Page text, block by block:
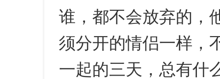
谁，都不会放弃的，
须分开的情侣一样，
一起的三天，总有什